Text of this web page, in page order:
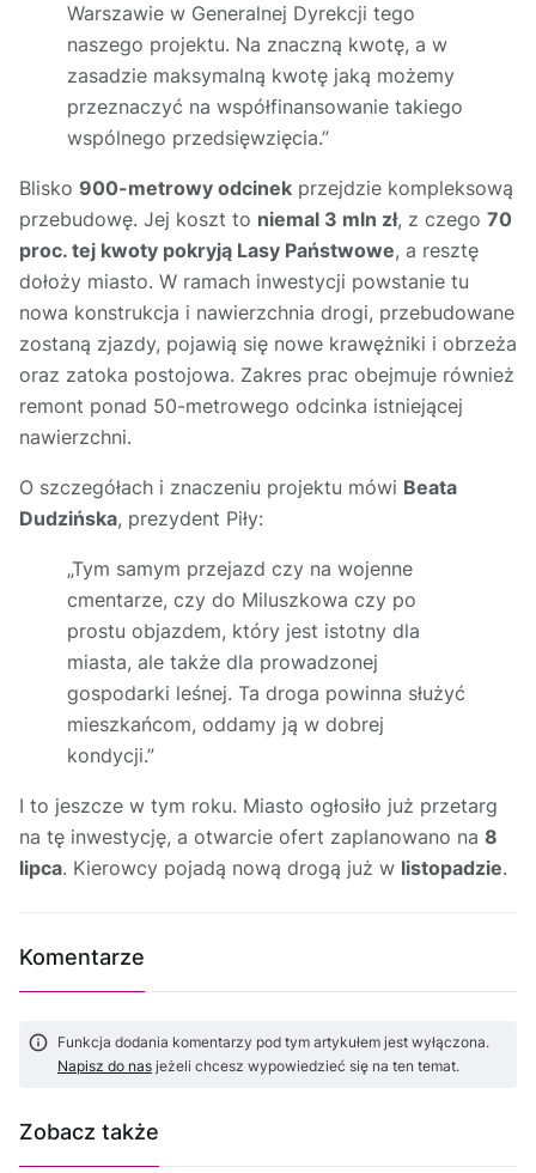
Warszawie w Generalnej Dyrekcji tego
naszego projektu. Na znaczną kwotę, a w
zasadzie maksymalną kwotę jaką możemy
przeznaczyć na współfinansowanie takiego
wspólnego przedsięwzięcia.”
Blisko 900-metrowy odcinek przejdzie kompleksową
przebudowę. Jej koszt to niemal 3 mln zł, z czego 70
proc. tej kwoty pokryją Lasy Państwowe, a resztę
dołoży miasto. W ramach inwestycji powstanie tu
nowa konstrukcja i nawierzchnia drogi, przebudowane
zostaną zjazdy, pojawią się nowe krawężniki i obrzeża
oraz zatoka postojowa. Zakres prac obejmuje również
remont ponad 50-metrowego odcinka istniejącej
nawierzchni.
O szczegółach i znaczeniu projektu mówi Beata
Dudzińska, prezydent Piły:
„Tym samym przejazd czy na wojenne
cmentarze, czy do Miluszkowa czy po
prostu objazdem, który jest istotny dla
miasta, ale także dla prowadzonej
gospodarki leśnej. Ta droga powinna służyć
mieszkańcom, oddamy ją w dobrej
kondycji.”
I to jeszcze w tym roku. Miasto ogłosiło już przetarg
na tę inwestycję, a otwarcie ofert zaplanowano na 8
lipca. Kierowcy pojadą nową drogą już w listopadzie.
Komentarze
Funkcja dodania komentarzy pod tym artykułem jest wyłączona.
Napisz do nas jeżeli chcesz wypowiedzieć się na ten temat.
Zobacz także